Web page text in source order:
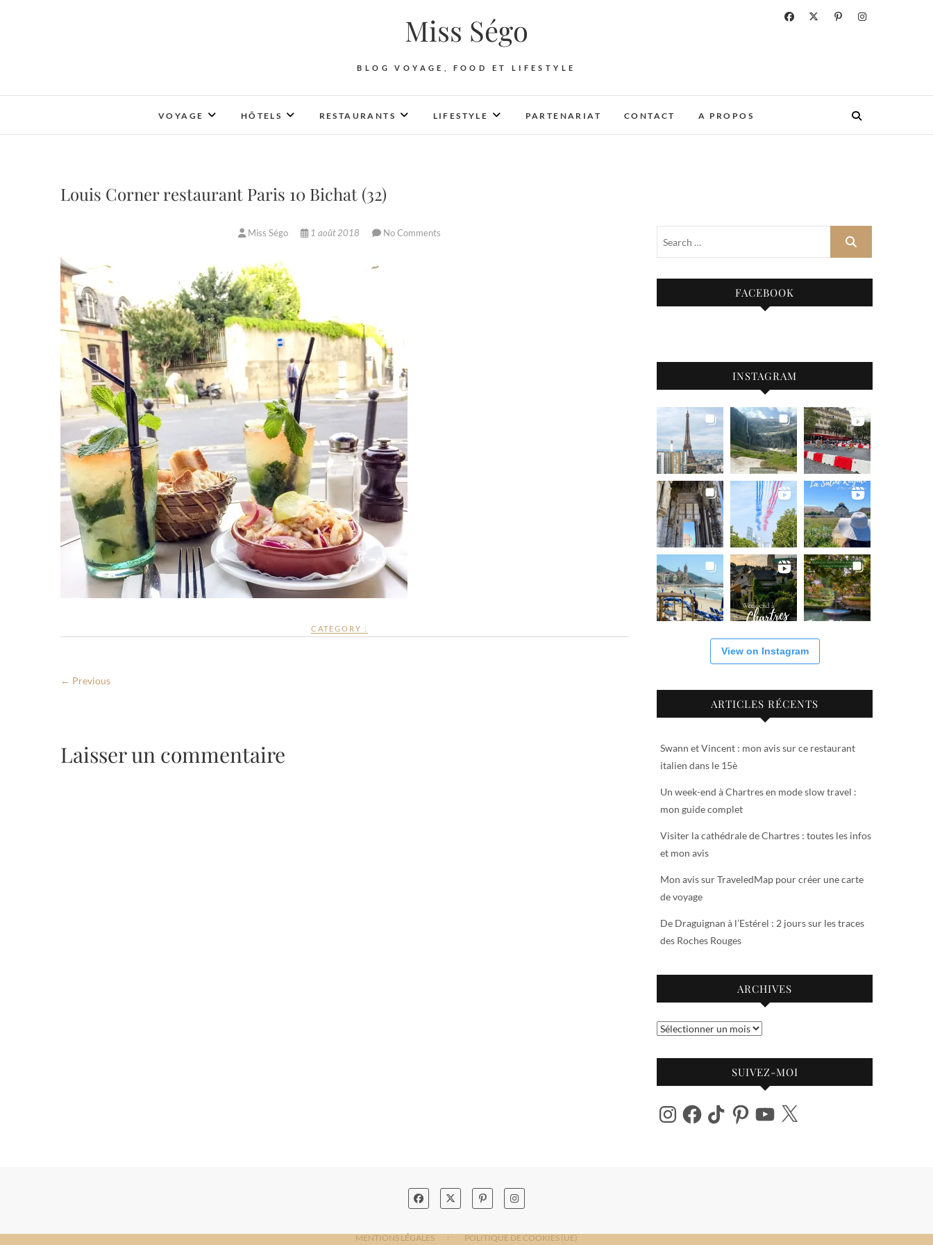
Miss Ségo
BLOG VOYAGE, FOOD ET LIFESTYLE
VOYAGE HÔTELS RESTAURANTS LIFESTYLE PARTENARIAT CONTACT A PROPOS
Louis Corner restaurant Paris 10 Bichat (32)
Miss Ségo 1 août 2018 No Comments
CATEGORY :
← Previous
Laisser un commentaire
FACEBOOK
INSTAGRAM
View on Instagram
ARTICLES RÉCENTS
Swann et Vincent : mon avis sur ce restaurant
italien dans le 15è
Un week-end à Chartres en mode slow travel :
mon guide complet
Visiter la cathédrale de Chartres : toutes les infos
et mon avis
Mon avis sur TraveledMap pour créer une carte
de voyage
De Draguignan à l’Estérel : 2 jours sur les traces
des Roches Rouges
ARCHIVES
Archives
SUIVEZ-MOI
InstagramFacebook
TikTok PinterestYouTube
X
MENTIONS LÉGALES POLITIQUE DE COOKIES (UE)